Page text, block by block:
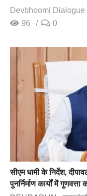
Devbhoomi Dialogue
96
0
सीएम धामी के निर्देश,
पुनर्निर्माण कार्यों में